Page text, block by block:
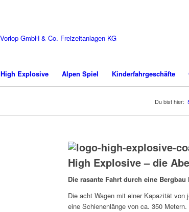
High Explosive Alpen Spiel Kinderfahrgeschäfte
Du bist hier:
High Explosive – die
Die rasante Fahrt durch eine Bergbau
Die acht Wagen mit einer Kapazität
eine Schienenlänge von ca. 350 Metern.